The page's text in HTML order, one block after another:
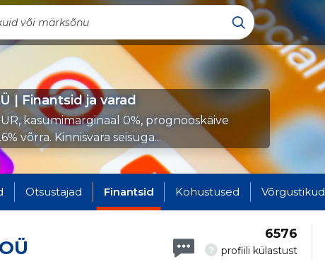
| Finantsid ja varad
kasumimarginaal 0%, prognooskäive
võrra. Kinnisvara seisuga...
Otsustajad Finantsid Kohustused Võrgustikud
? profiili külastust
6576